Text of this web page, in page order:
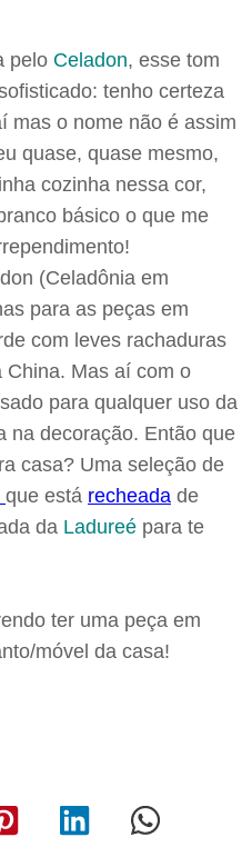
pelo Celadon, esse tom
tenho certeza
mas o nome não é assim
quase, quase mesmo,
cozinha nessa cor,
básico o que me
(Celadônia em
para as peças em
com leves rachaduras
China. Mas aí com o
para qualquer uso da
na decoração. Então que
casa? Uma seleção de
que está recheada de
da Ladureé para te
ter uma peça em
móvel da casa!